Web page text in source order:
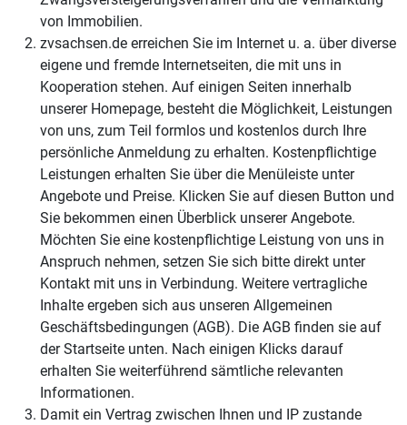
von Immobilien.
zvsachsen.de erreichen Sie im Internet u. a. über diverse
eigene und fremde Internetseiten, die mit uns in
Kooperation stehen. Auf einigen Seiten innerhalb
unserer Homepage, besteht die Möglichkeit, Leistungen
von uns, zum Teil formlos und kostenlos durch Ihre
persönliche Anmeldung zu erhalten. Kostenpflichtige
Leistungen erhalten Sie über die Menüleiste unter
Angebote und Preise. Klicken Sie auf diesen Button und
Sie bekommen einen Überblick unserer Angebote.
Möchten Sie eine kostenpflichtige Leistung von uns in
Anspruch nehmen, setzen Sie sich bitte direkt unter
Kontakt mit uns in Verbindung. Weitere vertragliche
Inhalte ergeben sich aus unseren Allgemeinen
Geschäftsbedingungen (AGB). Die AGB finden sie auf
der Startseite unten. Nach einigen Klicks darauf
erhalten Sie weiterführend sämtliche relevanten
Informationen.
Damit ein Vertrag zwischen Ihnen und IP zustande